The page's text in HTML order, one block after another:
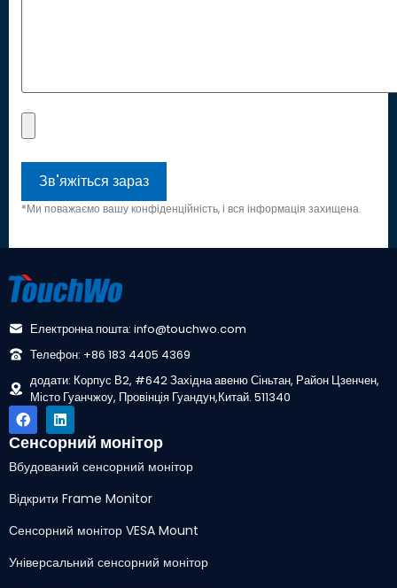
*Ми поважаємо вашу конфіденційність, і вся інформація захищена.
Електронна пошта: info@touchwo.com
Телефон: +86 183 4405 4369
додати: Корпус В2, #642 Західна авеню Сіньтан, Район Цзенчен,
Місто Гуанчжоу, Провінція Гуандун,Китай. 511340
Сенсорний монітор
Вбудований сенсорний монітор
Відкрити Frame Monitor
Сенсорний монітор VESA Mount
Універсальний сенсорний монітор